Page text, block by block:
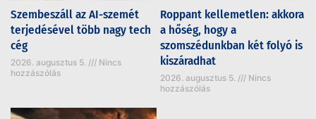
Szembeszáll az AI-szemét
terjedésével több nagy tech
cég
2026. augusztus 5.
Nincs
hozzászólás
Roppant kellemetlen: akkora
a hőség, hogy a
szomszédunkban két folyó is
kiszáradhat
2026. augusztus 5.
Nincs
hozzászólás